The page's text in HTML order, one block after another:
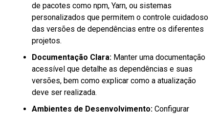
de pacotes como npm, Yarn, ou sistemas
personalizados que permitem o controle cuidadoso
das versões de dependências entre os diferentes
projetos.
Documentação Clara: Manter uma documentação
acessível que detalhe as dependências e suas
versões, bem como explicar como a atualização
deve ser realizada.
Ambientes de Desenvolvimento: Configurar